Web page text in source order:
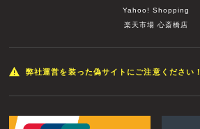
Yahoo! Shopping
楽天市場 心斎橋店
弊社運営を装った偽サイトにご注意ください！